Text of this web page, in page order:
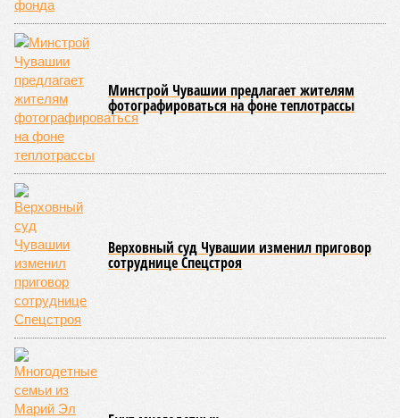
спорта. Такая структура призвана обеспечить системность
в подготовке юных атлетов и создать чёткие ориентиры
для последовательного повышения их квалификации.
Керешу представляет собой традиционное единоборство,
уходящее корнями в культуру чувашского народа. Схватка
проходит следующим образом: соперники располагаются
лицом друг к другу, при этом через пояс каждого из них
перекинуто специальное матерчатое полотенце;
удерживаясь за этот элемент экипировки, борцы вступают
в противоборство, основная задача которого заключается в
том, чтобы опрокинуть противника.
Современная версия чувашской национальной борьбы
была создана в 1990-х годах. С того периода дисциплина
переживает этап активного возрождения, сохраняя при
этом неразрывную связь с многовековыми народными
В настоящее время керешу демонстрирует рост
популярности. В 2024 году в столице республики, городе
Чебоксары, на базе спортивной школы № 11 состоялось